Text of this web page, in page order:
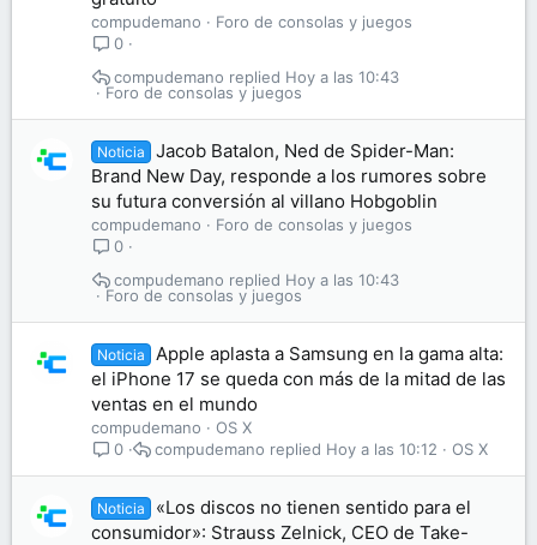
compudemano
Foro de consolas y juegos
0
Foro de consolas y juegos
Hoy a las 10:43
compudemano
Noticia
Jacob Batalon, Ned de Spider-Man:
Brand New Day, responde a los rumores sobre
su futura conversión al villano Hobgoblin
compudemano
Foro de consolas y juegos
0
Foro de consolas y juegos
Hoy a las 10:43
compudemano
Noticia
Apple aplasta a Samsung en la gama alta:
el iPhone 17 se queda con más de la mitad de las
ventas en el mundo
compudemano
OS X
0
OS X
Hoy a las 10:12
compudemano
Noticia
«Los discos no tienen sentido para el
consumidor»: Strauss Zelnick, CEO de Take-